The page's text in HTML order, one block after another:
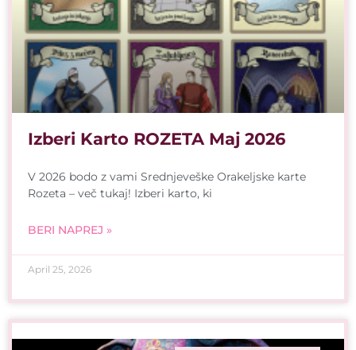
Izberi Karto ROZETA Maj 2026
V 2026 bodo z vami Srednjeveške Orakeljske karte
Rozeta – več tukaj! Izberi karto, ki
BERI NAPREJ »
April 25, 2026